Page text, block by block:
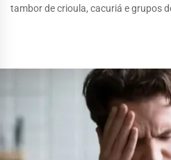
tambor de crioula, cacuriá e grupos